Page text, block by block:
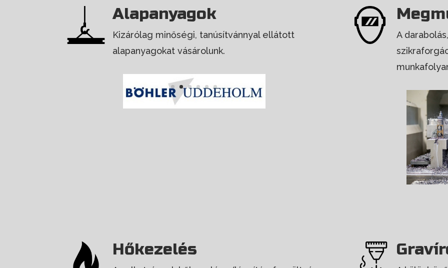
Alapanyagok
Kizárólag minőségi, tanúsítvánnyal ellátott
alapanyagokat vásárolunk.
A
Hőkezelés